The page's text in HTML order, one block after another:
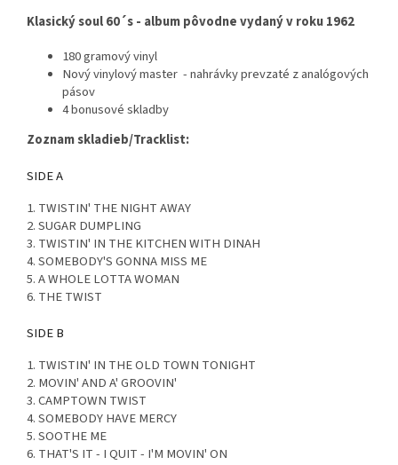
Klasický soul 60´s - album pôvodne vydaný v roku 1962
180 gramový vinyl
Nový vinylový master - nahrávky prevzaté z analógových
pásov
4 bonusové skladby
Zoznam skladieb/Tracklist:
SIDE A
1. TWISTIN' THE NIGHT AWAY
2. SUGAR DUMPLING
3. TWISTIN' IN THE KITCHEN WITH DINAH
4. SOMEBODY'S GONNA MISS ME
5. A WHOLE LOTTA WOMAN
6. THE TWIST
SIDE B
1. TWISTIN' IN THE OLD TOWN TONIGHT
2. MOVIN' AND A' GROOVIN'
3. CAMPTOWN TWIST
4. SOMEBODY HAVE MERCY
5. SOOTHE ME
6. THAT'S IT - I QUIT - I'M MOVIN' ON